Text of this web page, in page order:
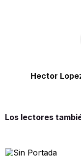
Hector
Los lectores